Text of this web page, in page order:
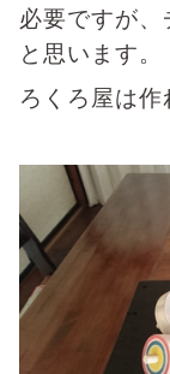
必要ですが
と思います。
ろくろ屋は作